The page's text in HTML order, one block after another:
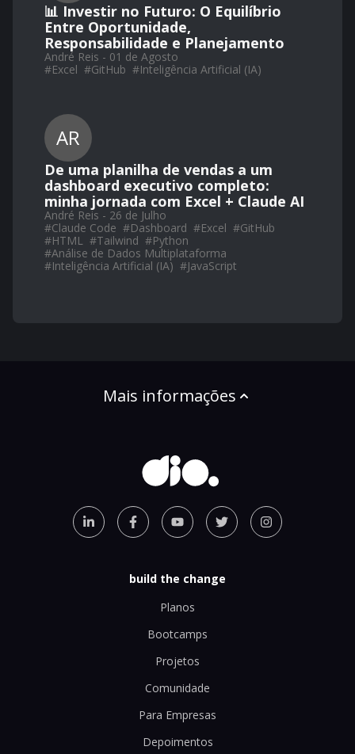
📊 Investir no Futuro: O Equilíbrio
Entre Oportunidade,
Responsabilidade e Planejamento
André Reis - 01 de Agosto
#Excel #GitHub #Inteligência Artificial (IA)
AR
De uma planilha de vendas a um
dashboard executivo completo:
minha jornada com Excel + Claude AI
André Reis - 26 de Julho
#Claude Code #Dashboard #Excel #GitHub
#HTML #Tailwind #Python
#Análise de Dados Multiplataforma
#Inteligência Artificial (IA) #JavaScript
Mais informações
build the change
Planos
Bootcamps
Projetos
Comunidade
Para Empresas
Depoimentos